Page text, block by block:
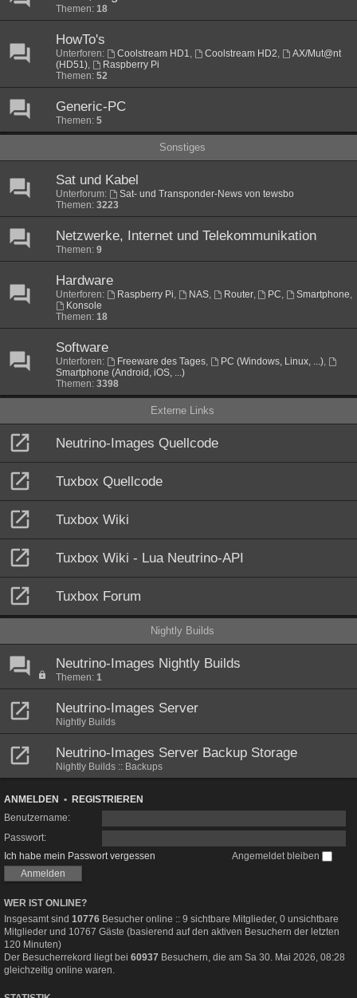
Themen: 18
HowTo's
Unterforen: Coolstream HD1, Coolstream HD2,
AX/Mut@nt
(HD51),
Raspberry Pi
Themen: 52
Generic-PC
Themen: 5
Sonstiges
Sat und Kabel
Unterforum:
Sat- und Transponder-News von tewsbo
Themen: 3223
Netzwerke, Internet und Telekommunikation
Themen: 9
Hardware
Unterforen: Raspberry Pi, NAS, Router, PC, Smartphone,
Konsole
Themen: 18
Software
Unterforen: Freeware des Tages, PC (Windows, Linux, ...),
Smartphone (Android, iOS, ...)
Themen: 3398
Externe Links
Neutrino-Images Quellcode
Tuxbox Quellcode
Tuxbox Wiki
Tuxbox Wiki - Lua Neutrino-API
Tuxbox Forum
Nightly Builds
Neutrino-Images Nightly Builds
Themen: 1
Neutrino-Images Server
Nightly Builds
Neutrino-Images Server Backup Storage
Nightly Builds :: Backups
ANMELDEN • REGISTRIEREN
Benutzername:
Passwort:
Ich habe mein Passwort vergessen
Angemeldet bleiben
WER IST ONLINE?
Insgesamt sind 10776 Besucher online :: 9 sichtbare Mitglieder, 0 unsichtbare
Mitglieder und 10767 Gäste (basierend auf den aktiven Besuchern der letzten
120 Minuten)
Der Besucherrekord liegt bei 60937 Besuchern, die am Sa 30. Mai 2026, 08:28
gleichzeitig online waren.